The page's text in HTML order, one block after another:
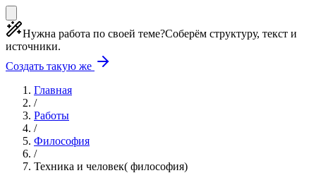
Нужна работа по своей теме?Соберём структуру, текст и
источники.
Создать такую же
Главная
/
Работы
/
Философия
/
Техника и человек( философия)